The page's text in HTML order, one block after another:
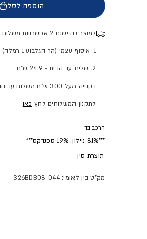
הוספה לסל
למוצר זה ישנם 2 אפשרויות משלוח:
1. איסוף עצמי (הר הגלבוע 1 רמלה) - חינם
2. שליח עד הבית - 24.9 ש"ח
בקנייה מעל 300 ש"ח משלוח עד הבית בחינם!
לתקנון המשלוחים לחץ כאן
הרכב בד
"""81% ניילון. 19% ספנדקס"""
תוצרת סין
מק"ט בין לאומי: S26BDB08-044